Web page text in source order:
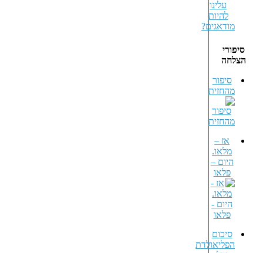
סיפורי
הצלחה
סיפור
מהחזית
אז –
מלאו.
היום –
פלאו
סיכום
הפליאולדת